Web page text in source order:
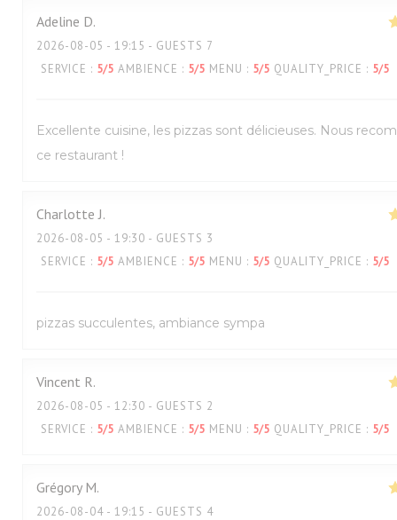
Adeline D
2026-08-05 - 19:15 - GUESTS 7
SERVICE : 5/5 AMBIENCE : 5/5 MENU : 5/5 QUALITY_PRICE : 5/5
Excellente cuisine, les pizzas sont délicieuses. Nous
ce restaurant !
Charlotte J
2026-08-05 - 19:30 - GUESTS 3
SERVICE : 5/5 AMBIENCE : 5/5 MENU : 5/5 QUALITY_PRICE : 5/5
pizzas succulentes, ambiance sympa
Vincent R
2026-08-05 - 12:30 - GUESTS 2
SERVICE : 5/5 AMBIENCE : 5/5 MENU : 5/5 QUALITY_PRICE : 5/5
Grégory M
2026-08-04 - 19:15 - GUESTS 4